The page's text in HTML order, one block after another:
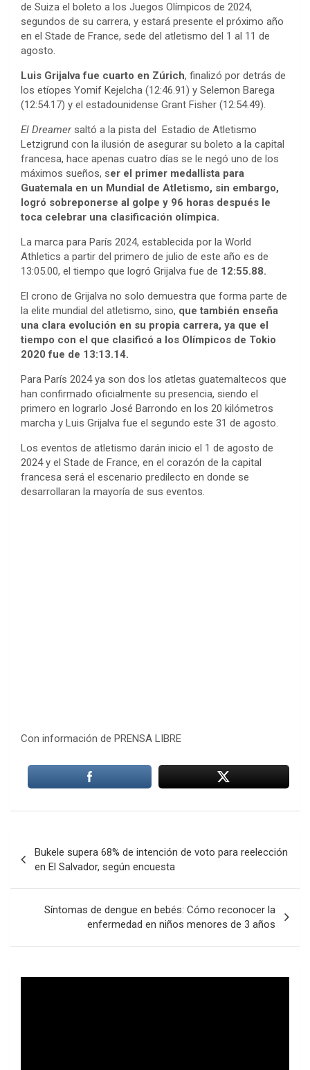
de Suiza el boleto a los Juegos Olímpicos de 2024,
segundos de su carrera, y estará presente el próximo año
en el Stade de France, sede del atletismo del 1 al 11 de
agosto.
Luis Grijalva fue cuarto en Zúrich, finalizó por detrás de
los etíopes Yomif Kejelcha (12:46.91) y Selemon Barega
(12:54.17) y el estadounidense Grant Fisher (12:54.49).
El Dreamer saltó a la pista del Estadio de Atletismo
Letzigrund con la ilusión de asegurar su boleto a la capital
francesa, hace apenas cuatro días se le negó uno de los
máximos sueños, ser el primer medallista para
Guatemala en un Mundial de Atletismo, sin embargo,
logró sobreponerse al golpe y 96 horas después le
toca celebrar una clasificación olímpica.
La marca para París 2024, establecida por la World
Athletics a partir del primero de julio de este año es de
13:05.00, el tiempo que logró Grijalva fue de 12:55.88.
El crono de Grijalva no solo demuestra que forma parte de
la elite mundial del atletismo, sino, que también enseña
una clara evolución en su propia carrera, ya que el
tiempo con el que clasificó a los Olímpicos de Tokio
2020 fue de 13:13.14.
Para París 2024 ya son dos los atletas guatemaltecos que
han confirmado oficialmente su presencia, siendo el
primero en lograrlo José Barrondo en los 20 kilómetros
marcha y Luis Grijalva fue el segundo este 31 de agosto.
Los eventos de atletismo darán inicio el 1 de agosto de
2024 y el Stade de France, en el corazón de la capital
francesa será el escenario predilecto en donde se
desarrollaran la mayoría de sus eventos.
Con información de PRENSA LIBRE
de
entradas
Bukele supera 68% de intención de voto para reelección
en El Salvador, según encuesta
Síntomas de dengue en bebés: Cómo reconocer la
enfermedad en niños menores de 3 años